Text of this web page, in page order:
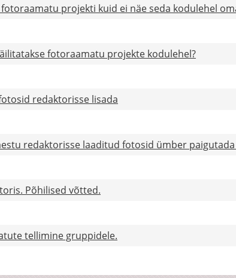
projekti kuid ei näe seda kodulehel
fotoraamatu projekte kodulehel?
redaktorisse lisada
redaktorisse laaditud fotosid ümber
Põhilised võtted.
tellimine gruppidele.